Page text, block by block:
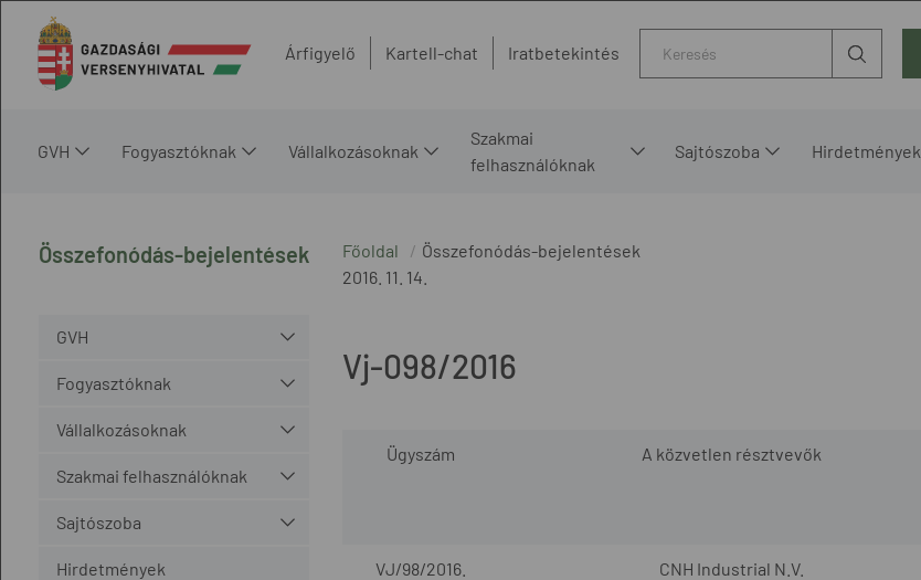
Árfigyelő Kartell-chat Iratbetekintés
GVH Fogyasztóknak Vállalkozásoknak
Szakmai
felhasználóknak
Sajtószoba Hirdetmények
Összefonódás-bejelentések
GVH
Fogyasztóknak
Vállalkozásoknak
Szakmai felhasználóknak
Sajtószoba
Hirdetmények
Főoldal
Összefonódás-bejelentések
2016. 11. 14.
Vj-098/2016
Ügyszám A közvetlen résztvevők
VJ/98/2016.
CNH Industrial N.V.